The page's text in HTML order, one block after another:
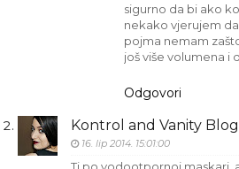
sigurno da bi ako
nekako vjerujem da
pojma nemam
još više volumena i
Odgovori
Kontrol and Vanity Blog
16. lip 2014. 15:01:00